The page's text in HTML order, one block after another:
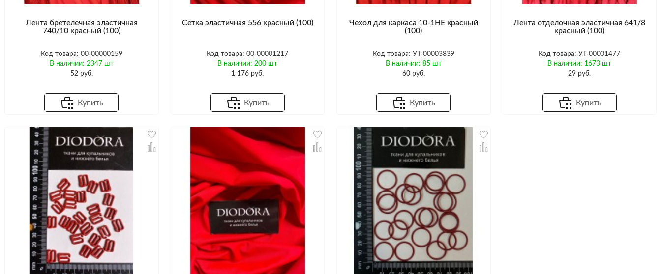
Лента бретелечная эластичная
740/10 красный (100)
Код товара: 00-00000159
В наличии: 2347 шт
52 руб.
Купить
Сетка эластичная 556 красный (100)
Код товара: 00-00001217
В наличии: 200 шт
1 176 руб.
Купить
Чехол для каркаса 10-1HE красный
(100)
Код товара: УТ-00003839
В наличии: 85 шт
60 руб.
Купить
Лента отделочная эластичная 641/8
красный (100)
Код товара: УТ-00001477
В наличии: 1673 шт
29 руб.
Купить